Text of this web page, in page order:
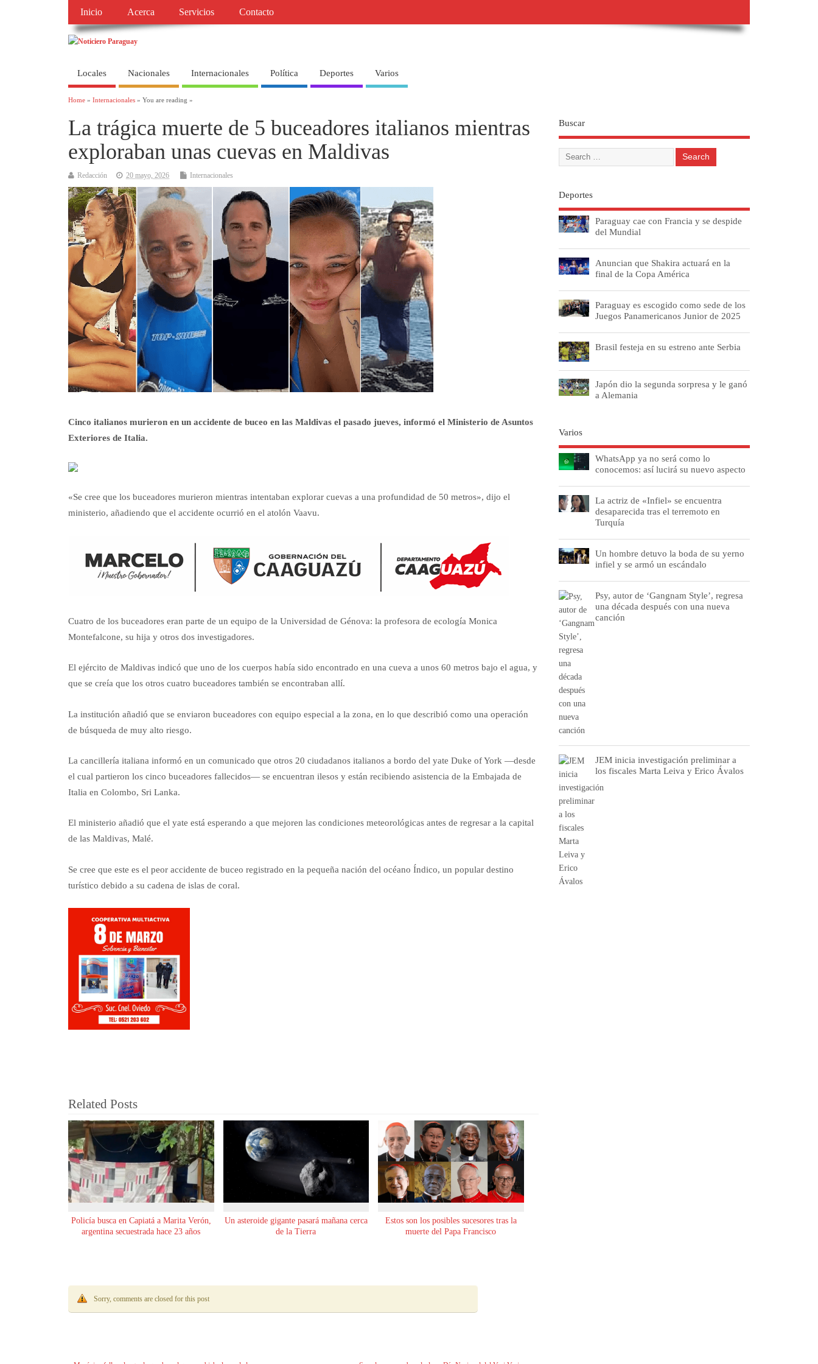
Inicio Acerca Servicios Contacto
Locales Nacionales Internacionales Política Deportes Varios
Home » Internacionales » You are reading »
La trágica muerte de 5 buceadores italianos mientras
exploraban unas cuevas en Maldivas
Redacción 20 mayo, 2026 Internacionales
Cinco italianos murieron en un accidente de buceo en las Maldivas el pasado jueves, informó el Ministerio de Asuntos
Exteriores de Italia.
«Se cree que los buceadores murieron mientras intentaban explorar cuevas a una profundidad de 50 metros», dijo el
ministerio, añadiendo que el accidente ocurrió en el atolón Vaavu.
Cuatro de los buceadores eran parte de un equipo de la Universidad de Génova: la profesora de ecología Monica
Montefalcone, su hija y otros dos investigadores.
El ejército de Maldivas indicó que uno de los cuerpos había sido encontrado en una cueva a unos 60 metros bajo el agua, y
que se creía que los otros cuatro buceadores también se encontraban allí.
La institución añadió que se enviaron buceadores con equipo especial a la zona, en lo que describió como una operación
de búsqueda de muy alto riesgo.
La cancillería italiana informó en un comunicado que otros 20 ciudadanos italianos a bordo del yate Duke of York —desde
el cual partieron los cinco buceadores fallecidos— se encuentran ilesos y están recibiendo asistencia de la Embajada de
Italia en Colombo, Sri Lanka.
El ministerio añadió que el yate está esperando a que mejoren las condiciones meteorológicas antes de regresar a la capital
de las Maldivas, Malé.
Se cree que este es el peor accidente de buceo registrado en la pequeña nación del océano Índico, un popular destino
turístico debido a su cadena de islas de coral.
Related Posts
Policía busca en Capiatá a Marita Verón,
argentina secuestrada hace 23 años
Un asteroide gigante pasará mañana cerca
de la Tierra
Estos son los posibles sucesores tras la
muerte del Papa Francisco
Sorry, comments are closed for this post
Buscar
Deportes
Paraguay cae con Francia y se despide
del Mundial
Anuncian que Shakira actuará en la
final de la Copa América
Paraguay es escogido como sede de los
Juegos Panamericanos Junior de 2025
Brasil festeja en su estreno ante Serbia
Japón dio la segunda sorpresa y le ganó
a Alemania
Varios
WhatsApp ya no será como lo
conocemos: así lucirá su nuevo aspecto
La actriz de «Infiel» se encuentra
desaparecida tras el terremoto en
Turquía
Un hombre detuvo la boda de su yerno
infiel y se armó un escándalo
Psy, autor de ‘Gangnam Style’, regresa
una década después con una nueva
canción
JEM inicia investigación preliminar a
los fiscales Marta Leiva y Erico Ávalos